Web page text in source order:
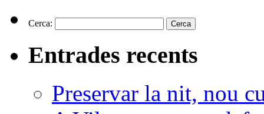
Cerca:
Entrades recents
Preservar la nit, nou